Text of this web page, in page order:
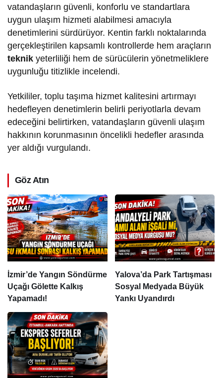
vatandaşların güvenli, konforlu ve standartlara
uygun ulaşım hizmeti alabilmesi amacıyla
denetimlerini sürdürüyor. Kentin farklı noktalarında
gerçekleştirilen kapsamlı kontrollerde hem araçların
teknik yeterliliği hem de sürücülerin yönetmeliklere
uygunluğu titizlikle incelendi.
Yetkililer, toplu taşıma hizmet kalitesini artırmayı
hedefleyen denetimlerin belirli periyotlarla devam
edeceğini belirtirken, vatandaşların güvenli ulaşım
hakkının korunmasının öncelikli hedefler arasında
yer aldığı vurgulandı.
Göz Atın
İzmir’de Yangın Söndürme
Uçağı Gölette Kalkış
Yapamadı!
Yalova’da Park Tartışması
Sosyal Medyada Büyük
Yankı Uyandırdı